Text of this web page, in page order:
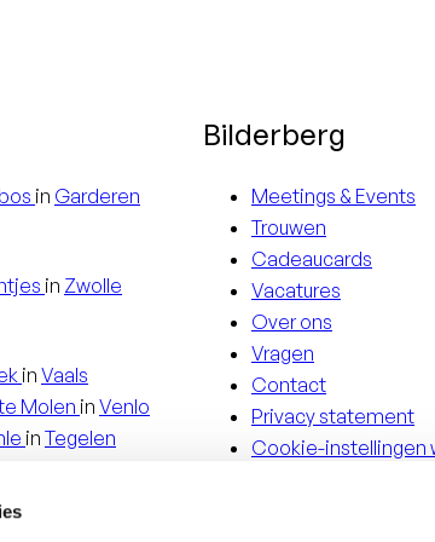
in Garderen
in Zwolle
in Vaals
Molen in Venlo
in Tegelen
Bilderberg
Meetings & Events
Trouwen
Cadeaucards
Vacatures
Over ons
Vragen
Contact
Privacy statement
Cookie-instellingen